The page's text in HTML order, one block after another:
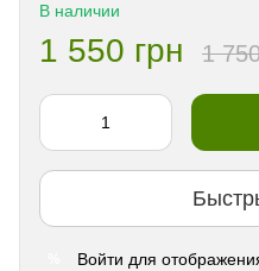
В наличии
1 550 грн 1
Войти для